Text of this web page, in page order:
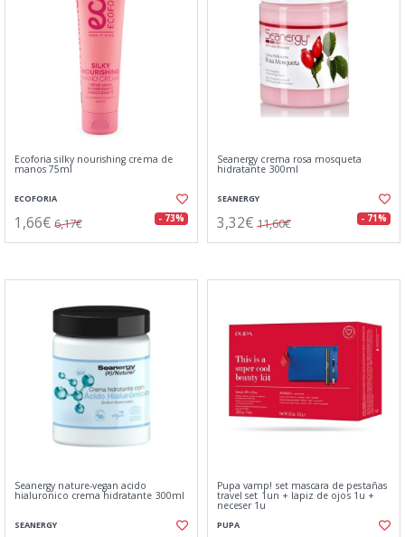
Ecoforia silky nourishing crema de
manos 75ml
ECOFORIA
1,66€ 6,17€ - 73%
Seanergy crema rosa mosqueta
hidratante 300ml
SEANERGY
3,32€ 11,60€ - 71%
Seanergy nature-vegan acido
hialuronico crema hidratante 300ml
SEANERGY
Pupa vamp! set mascara de pestañas
travel set 1un + lapiz de ojos 1u +
neceser 1u
PUPA